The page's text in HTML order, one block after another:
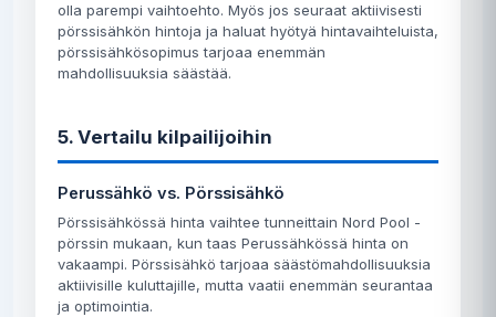
olla parempi vaihtoehto. Myös jos seuraat aktiivisesti
pörssisähkön hintoja ja haluat hyötyä hintavaihteluista,
pörssisähkösopimus tarjoaa enemmän
mahdollisuuksia säästää.
5. Vertailu kilpailijoihin
Perussähkö vs. Pörssisähkö
Pörssisähkössä hinta vaihtee tunneittain Nord Pool -
pörssin mukaan, kun taas Perussähkössä hinta on
vakaampi. Pörssisähkö tarjoaa säästömahdollisuuksia
aktiivisille kuluttajille, mutta vaatii enemmän seurantaa
ja optimointia.